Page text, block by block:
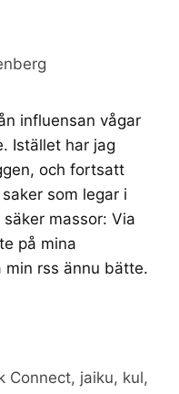
influensan vågar
Istället har jag
och fortsatt
som legar i
massor: Via
på mina
min rss ännu bätte.
Connect, jaiku, kul,